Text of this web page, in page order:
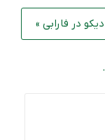
در فارابی »